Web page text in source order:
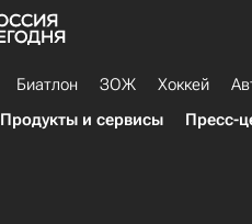
Биатлон ЗОЖ Хоккей
Продукты и сервисы Пресс-